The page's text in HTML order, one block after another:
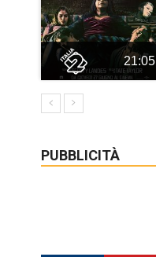
21:05
PUBBLICITÀ